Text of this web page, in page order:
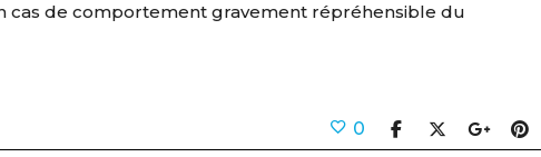
cas de comportement gravement répréhensible du
0